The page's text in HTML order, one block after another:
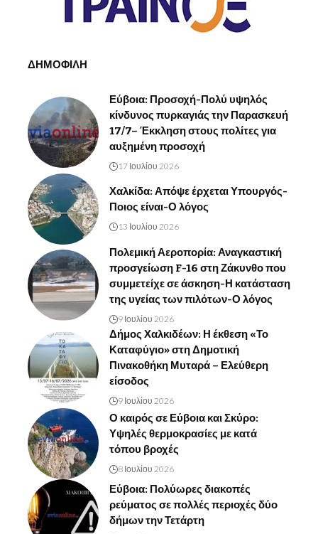
ΔΗΜΟΦΙΛΗ
Εύβοια: Προσοχή-Πολύ υψηλός
κίνδυνος πυρκαγιάς την Παρασκευή
17/7– Έκκληση στους πολίτες για
αυξημένη προσοχή
17 Ιουλίου 2026
Χαλκίδα: Απόψε έρχεται Υπουργός-
Ποιος είναι-Ο λόγος
13 Ιουλίου 2026
Πολεμική Αεροπορία: Αναγκαστική
προσγείωση F-16 στη Ζάκυνθο που
συμμετείχε σε άσκηση-Η κατάσταση
της υγείας των πιλότων-Ο λόγος
9 Ιουλίου 2026
Δήμος Χαλκιδέων: Η έκθεση «Το
Καταφύγιο» στη Δημοτική
Πινακοθήκη Μυταρά – Ελεύθερη
είσοδος
9 Ιουλίου 2026
Ο καιρός σε Εύβοια και Σκύρο:
Υψηλές θερμοκρασίες με κατά
τόπου βροχές
8 Ιουλίου 2026
Εύβοια: Πολύωρες διακοπές
ρεύματος σε πολλές περιοχές δύο
δήμων την Τετάρτη